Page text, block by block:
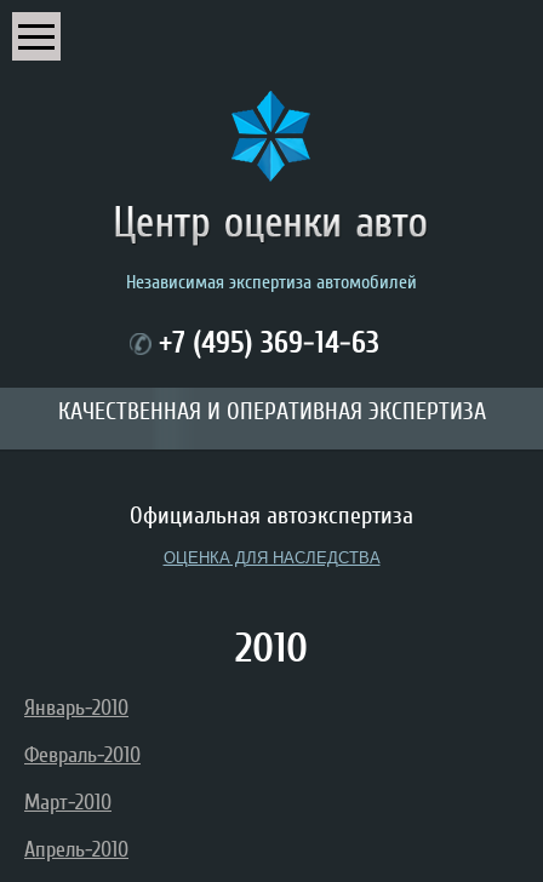
Центр оценки авто
Независимая экспертиза автомобилей
+7 (495) 369-14-63
КАЧЕСТВЕННАЯ И ОПЕРАТИВНАЯ ЭКСПЕРТИЗА
Официальная автоэкспертиза
ОЦЕНКА ДЛЯ НАСЛЕДСТВА
2010
Январь-2010
Февраль-2010
Март-2010
Апрель-2010